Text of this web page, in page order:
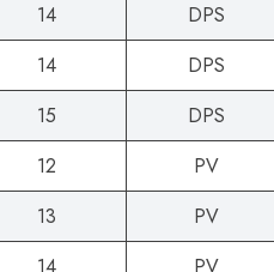
14 DPS
14 DPS
15 DPS
12 PV
13 PV